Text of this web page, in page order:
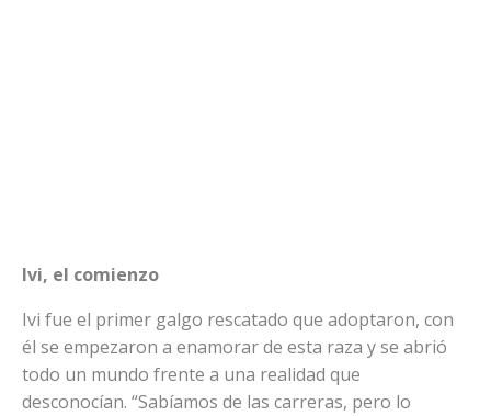
Ivi, el comienzo
Ivi fue el primer galgo rescatado que adoptaron, con
él se empezaron a enamorar de esta raza y se abrió
todo un mundo frente a una realidad que
desconocían. “Sabíamos de las carreras, pero lo